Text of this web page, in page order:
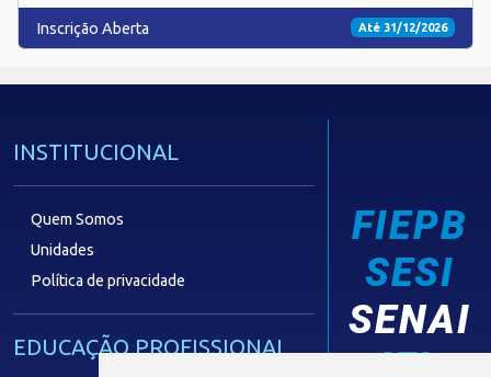
Inscrição Aberta Até 31/12/2026
INSTITUCIONAL
Quem Somos
Unidades
Política de privacidade
EDUCAÇÃO PROFISSIONAL
FIEPB
SESI
SENAI
IEL